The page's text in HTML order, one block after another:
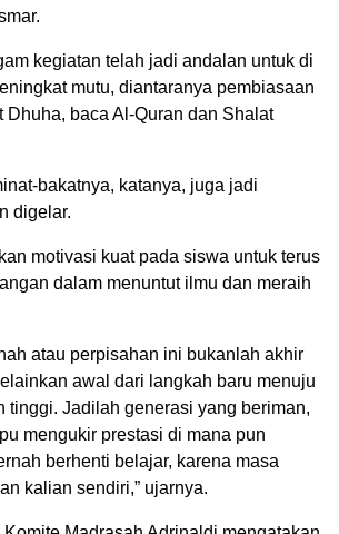
kegiatan telah jadi andalan untuk di
mutu, diantaranya pembiasaan
Dhuha, baca Al-Quran dan Shalat
bakatnya, katanya, juga jadi
digelar.
motivasi kuat pada siswa untuk terus
dalam menuntut ilmu dan meraih
atau perpisahan ini bukanlah akhir
awal dari langkah baru menuju
tinggi. Jadilah generasi yang beriman,
mengukir prestasi di mana pun
berhenti belajar, karena masa
kalian sendiri,” ujarnya.